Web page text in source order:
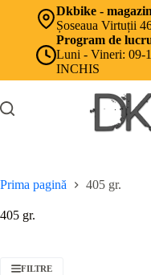
Dkbike -
Șoseaua Virtuții
Program de
Luni - Vineri: 09-
INCHIS
Prima pagină 405 gr.
405 gr.
FILTRE